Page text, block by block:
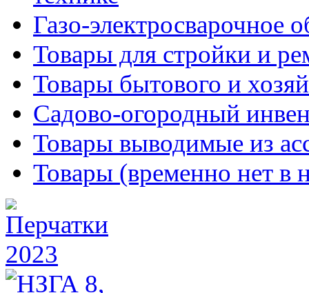
Газо-электросварочное
Товары для стройки и
Товары бытового и
Садово-огородный
Товары выводимые из
Товары (временно нет в